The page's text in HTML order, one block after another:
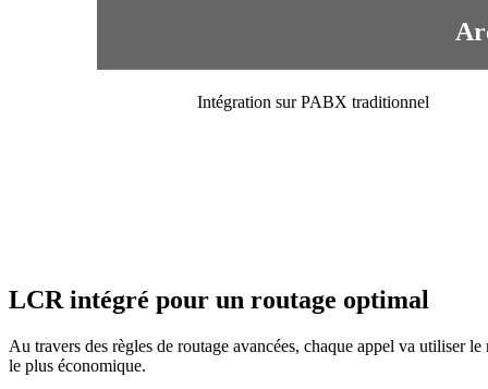
Intégration sur PABX traditionnel
LCR intégré pour un routage optimal
Au travers des règles de routage avancées, chaque appel va utiliser
le plus économique.